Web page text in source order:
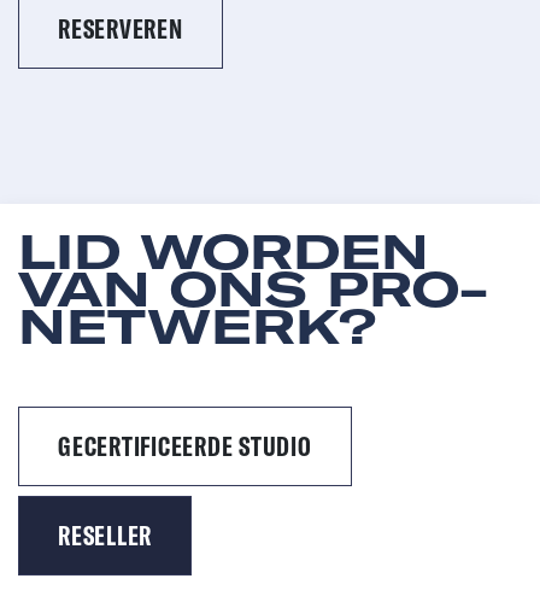
RESERVEREN
LID WORDEN
VAN ONS PRO-
NETWERK?
GECERTIFICEERDE STUDIO
RESELLER